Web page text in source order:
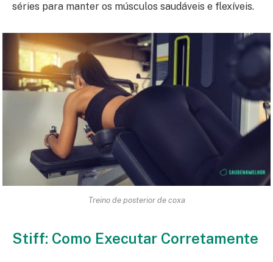
séries para manter os músculos saudáveis e flexíveis.
Treino de posterior de coxa
Stiff: Como Executar Corretamente